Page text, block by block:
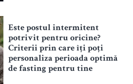
Este postul intermitent
potrivit pentru oricine?
Criterii prin care îți poți
personaliza perioada optimă
de fasting pentru tine